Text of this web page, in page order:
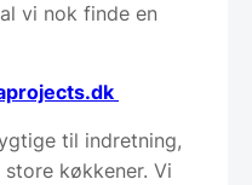
vi nok finde en
til indretning,
køkkener. Vi